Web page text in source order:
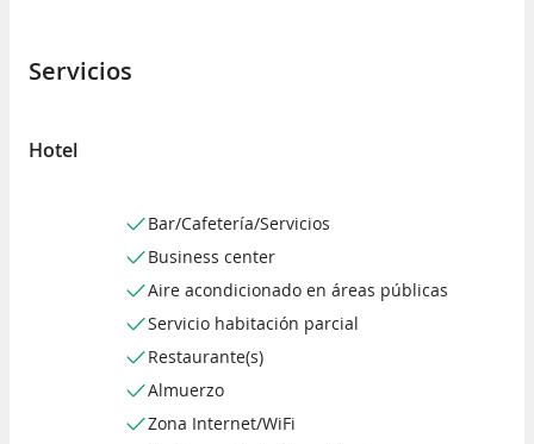
Servicios
Hotel
Bar/Cafetería/Servicios
Business center
Aire acondicionado en áreas públicas
Servicio habitación parcial
Restaurante(s)
Almuerzo
Zona Internet/WiFi